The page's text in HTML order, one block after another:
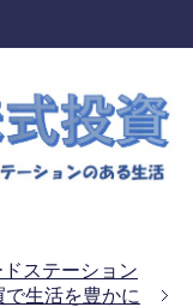
ステーション
生活を豊かに